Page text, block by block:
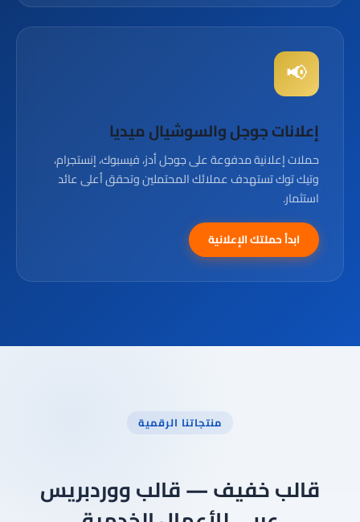
📢
إعلانات جوجل والسوشيال ميديا
حملات إعلانية مدفوعة على جوجل أدز، فيسبوك، إنستجرام،
وتيك توك تستهدف عملائك المحتملين وتحقق أعلى عائد
استثمار.
ابدأ حملتك الإعلانية
منتجاتنا الرقمية
قالب خفيف — قالب ووردبريس